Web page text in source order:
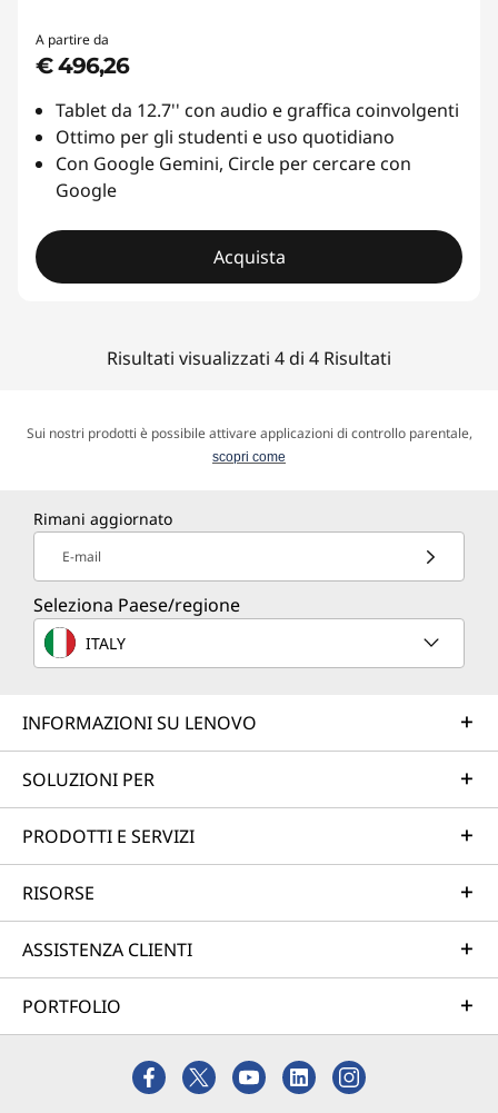
A partire da
€ 496,26
Tablet da 12.7'' con audio e graffica coinvolgenti
Ottimo per gli studenti e uso quotidiano
Con Google Gemini, Circle per cercare con
Google
Acquista
Risultati visualizzati 4 di 4 Risultati
Sui nostri prodotti è possibile attivare applicazioni di controllo parentale,
scopri come
Rimani aggiornato
E-mail
Seleziona Paese/regione
ITALY
INFORMAZIONI SU LENOVO
SOLUZIONI PER
PRODOTTI E SERVIZI
RISORSE
ASSISTENZA CLIENTI
PORTFOLIO